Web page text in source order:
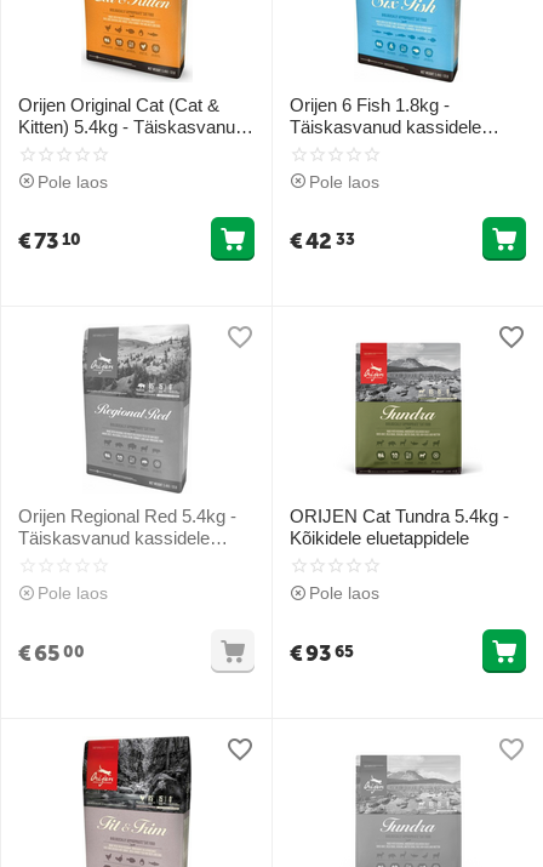
Orijen Original Cat (Cat &
Kitten) 5.4kg - Täiskasvanud
kassidele (kana ja tetere)
Pole laos
€7310
Orijen 6 Fish 1.8kg -
Täiskasvanud kassidele
(kalad)
Pole laos
€42 33
Orijen Regional Red 5.4kg -
Täiskasvanud kassidele
Pole laos
€6500
ORIJEN Cat Tundra 5.4kg -
Kõikidele eluetappidele
Pole laos
€9365